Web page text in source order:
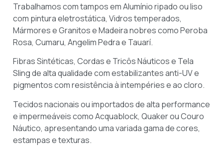
Trabalhamos com tampos em Alumínio ripado ou liso
com pintura eletrostática, Vidros temperados,
Mármores e Granitos e Madeira nobres como Peroba
Rosa, Cumaru, Angelim Pedra e Tauarí.
Fibras Sintéticas, Cordas e Tricôs Náuticos e Tela
Sling de alta qualidade com estabilizantes anti-UV e
pigmentos com resistência à intempéries e ao cloro.
Tecidos nacionais ou importados de alta performance
e impermeáveis como Acquablock, Quaker ou Couro
Náutico, apresentando uma variada gama de cores,
estampas e texturas.